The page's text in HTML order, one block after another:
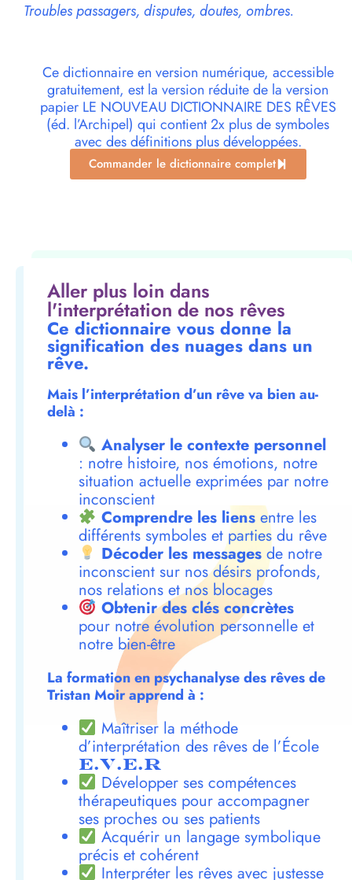
Troubles passagers, disputes, doutes, ombres.
Ce dictionnaire en version numérique, accessible
gratuitement, est la version réduite de la version
papier LE NOUVEAU DICTIONNAIRE DES RÊVES
(éd. l’Archipel) qui contient 2x plus de symboles
avec des définitions plus développées.
Commander le dictionnaire complet
Aller plus loin dans
l'interprétation de nos rêves
Ce dictionnaire vous donne la
signification des nuages dans un
rêve.
Mais l’interprétation d’un rêve va bien au-
delà :
Analyser le contexte personnel
: notre histoire, nos émotions, notre
situation actuelle exprimées par notre
inconscient
Comprendre les liensentre les
différents symboles et parties du rêve
Décoder les messagesde notre
inconscient sur nos désirs profonds,
nos relations et nos blocages
Obtenir des clés concrètes
pour notre évolution personnelle et
notre bien-être
La formation en psychanalyse des rêves de
Tristan Moir apprend à :
Maîtriser la méthode
d’interprétation des rêves de l’École
E.V.E.R
Développer ses compétences
thérapeutiques pour accompagner
ses proches ou ses patients
Acquérir un langage symbolique
précis et cohérent
Interpréter les rêves avec justesse